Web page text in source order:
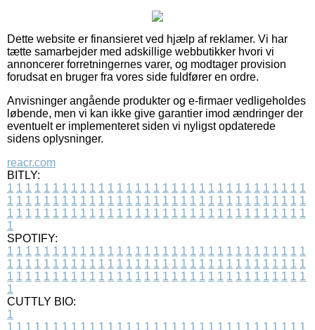
Dette website er finansieret ved hjælp af reklamer. Vi har
tætte samarbejder med adskillige webbutikker hvori vi
annoncerer forretningernes varer, og modtager provision
forudsat en bruger fra vores side fuldfører en ordre.
Anvisninger angående produkter og e-firmaer vedligeholdes
løbende, men vi kan ikke give garantier imod ændringer der
eventuelt er implementeret siden vi nyligst opdaterede
sidens oplysninger.
reacr.com
BITLY:
1 1 1 1 1 1 1 1 1 1 1 1 1 1 1 1 1 1 1 1 1 1 1 1 1 1 1 1 1 1 1 1 1
1 1 1 1 1 1 1 1 1 1 1 1 1 1 1 1 1 1 1 1 1 1 1 1 1 1 1 1 1 1 1 1 1
1 1 1 1 1 1 1 1 1 1 1 1 1 1 1 1 1 1 1 1 1 1 1 1 1 1 1 1 1 1 1 1 1
1
SPOTIFY:
1 1 1 1 1 1 1 1 1 1 1 1 1 1 1 1 1 1 1 1 1 1 1 1 1 1 1 1 1 1 1 1 1
1 1 1 1 1 1 1 1 1 1 1 1 1 1 1 1 1 1 1 1 1 1 1 1 1 1 1 1 1 1 1 1 1
1 1 1 1 1 1 1 1 1 1 1 1 1 1 1 1 1 1 1 1 1 1 1 1 1 1 1 1 1 1 1 1 1
1
CUTTLY BIO:
1
1 1 1 1 1 1 1 1 1 1 1 1 1 1 1 1 1 1 1 1 1 1 1 1 1 1 1 1 1 1 1 1 1